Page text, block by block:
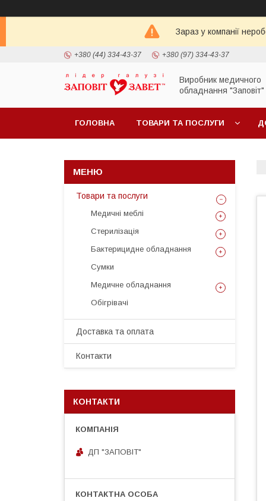
Зараз у компанії
+380 (44) 334-43-37 +380 (97) 334-43-37
Виробник медичного
обладнання "Заповіт"
ГОЛОВНА ТОВАРИ ТА ПОСЛУГИ
Товари та послуги
Медичні меблі
Стерилізація
Бактерицидне обладнання
Сумки
Медичне обладнання
Обігрівачі
Доставка та оплата
Контакти
КОНТАКТИ
ДП "ЗАПОВІТ"